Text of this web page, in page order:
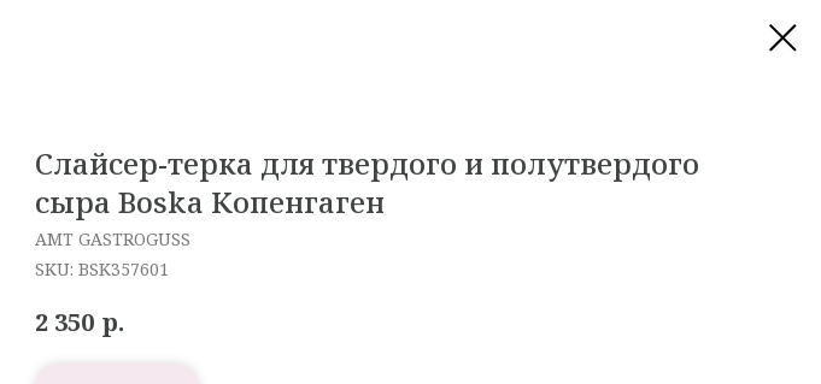
Слайсер-терка для твердого и полутвердого
сыра Boska Копенгаген
AMT GASTROGUSS
SKU: BSK357601
2 350 р.